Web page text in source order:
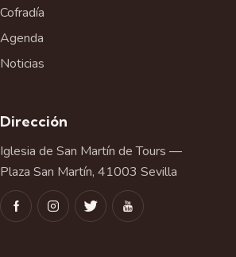
Cofradía
Agenda
Noticias
Dirección
Iglesia de San Martín de Tours —
Plaza San Martín, 41003 Sevilla